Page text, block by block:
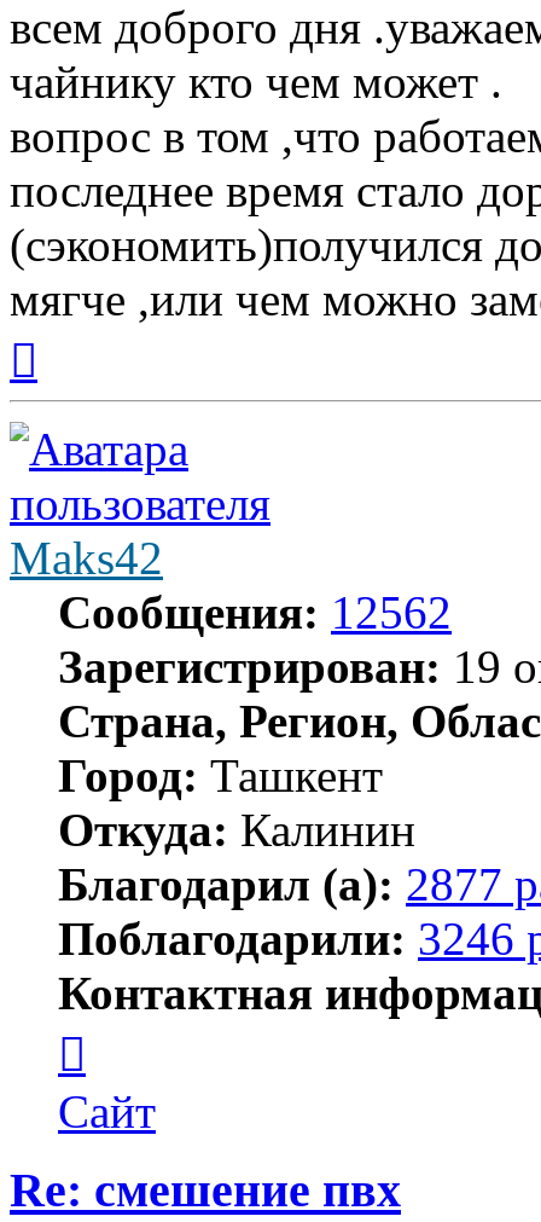
всем доброго дня
чайнику кто чем может .
вопрос в том ,что
последнее время стало
(сэкономить)получился
мягче ,или чем можно
началу
Maks42
Сообщения: 12562
Зарегистрирован: 19
Страна, Регион,
Город: Ташкент
Откуда: Калинин
Благодарил (а): 2877
Поблагодарили: 3246
Контактная
пользователя
Maks42
Сайт
Re: смешение пвх